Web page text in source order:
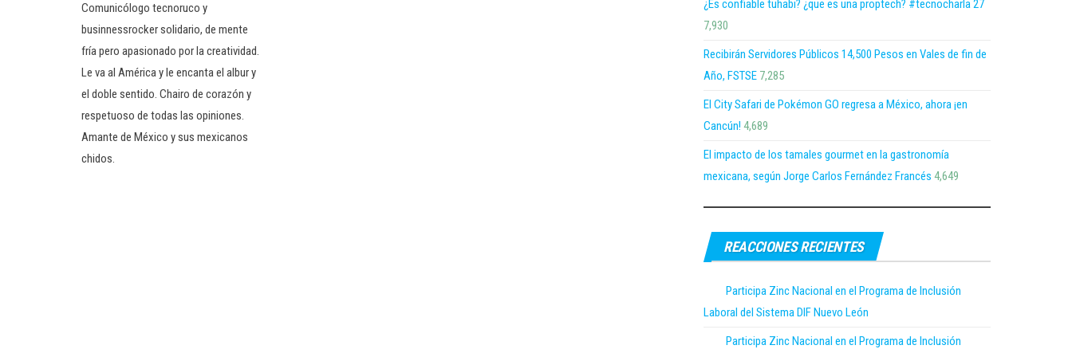
Comunicólogo tecnoruco y
businnessrocker solidario, de mente
fría pero apasionado por la creatividad.
Le va al América y le encanta el albur y
el doble sentido. Chairo de corazón y
respetuoso de todas las opiniones.
Amante de México y sus mexicanos
chidos.
¿Es confiable tuhabi? ¿que es una proptech? #tecnocharla 27
7,930
Recibirán Servidores Públicos 14,500 Pesos en Vales de fin de
Año, FSTSE 7,285
El City Safari de Pokémon GO regresa a México, ahora ¡en
Cancún! 4,689
El impacto de los tamales gourmet en la gastronomía
mexicana, según Jorge Carlos Fernández Francés 4,649
REACCIONES RECIENTES
Participa Zinc Nacional en el Programa de Inclusión
Laboral del Sistema DIF Nuevo León
Participa Zinc Nacional en el Programa de Inclusión